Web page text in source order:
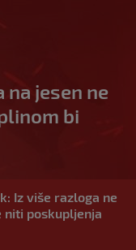
na jesen ne
bi
Iz više razloga ne
niti poskupljenja